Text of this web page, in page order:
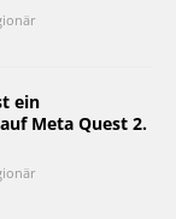
ein
Meta Quest 2.